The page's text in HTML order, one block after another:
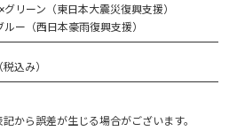
グリーン（東日本大震災復興支援）
ルー（西日本豪雨復興支援）
込み）
から誤差が生じる場合がございます。